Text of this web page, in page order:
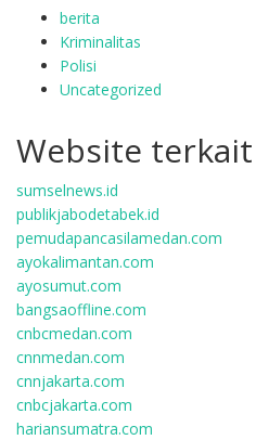
berita
Kriminalitas
Polisi
Uncategorized
Website terkait
sumselnews.id
publikjabodetabek.id
pemudapancasilamedan.com
ayokalimantan.com
ayosumut.com
bangsaoffline.com
cnbcmedan.com
cnnmedan.com
cnnjakarta.com
cnbcjakarta.com
hariansumatra.com